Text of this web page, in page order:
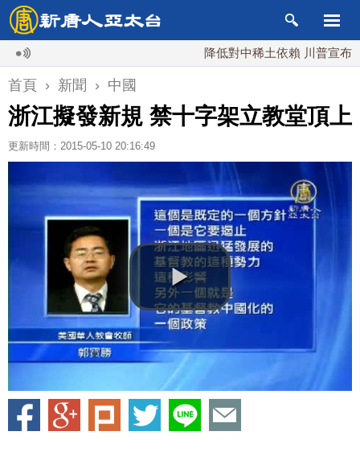
降低對中稀土依賴 川普宣布礦業投
首頁 › 新聞 › 中國
浙江擬發新規 禁十字架立教堂頂上
更新時間：2015-05-10 20:16:49